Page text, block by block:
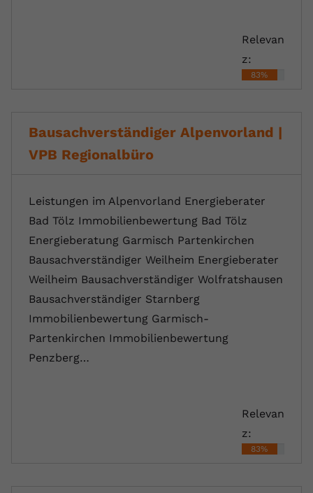
Relevan
z:
83%
Bausachverständiger Alpenvorland |
VPB Regionalbüro
Leistungen im Alpenvorland Energieberater
Bad Tölz Immobilienbewertung Bad Tölz
Energieberatung Garmisch Partenkirchen
Bausachverständiger Weilheim Energieberater
Weilheim Bausachverständiger Wolfratshausen
Bausachverständiger Starnberg
Immobilienbewertung Garmisch-
Partenkirchen Immobilienbewertung
Penzberg…
Relevan
z:
83%